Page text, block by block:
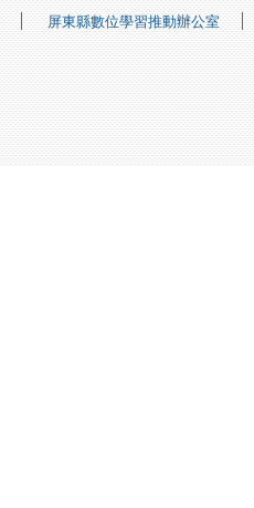
屏東縣數位學習推動辦公室